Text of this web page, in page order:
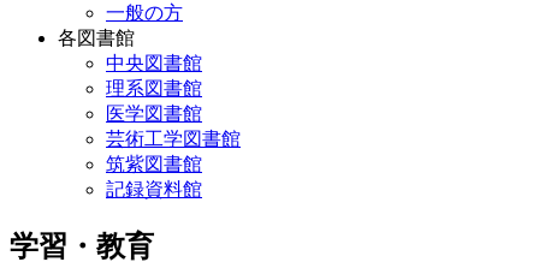
一般の方
各図書館
中央図書館
理系図書館
医学図書館
芸術工学図書館
筑紫図書館
記録資料館
学習・教育